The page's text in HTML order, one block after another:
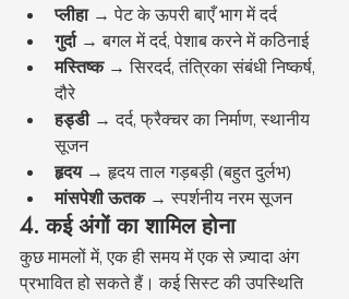
प्लीहा → पेट के ऊपरी बाएँ भाग में दर्द
गुर्दा → बगल में दर्द, पेशाब करने में कठिनाई
मस्तिष्क → सिरदर्द, तंत्रिका संबंधी निष्कर्ष,
दौरे
हड्डी → दर्द, फ्रैक्चर का निर्माण, स्थानीय
सूजन
हृदय → हृदय ताल गड़बड़ी (बहुत दुर्लभ)
मांसपेशी ऊतक → स्पर्शनीय नरम सूजन
4. कई अंगों का शामिल होना
कुछ मामलों में, एक ही समय में एक से ज़्यादा अंग
प्रभावित हो सकते हैं। कई सिस्ट की उपस्थिति